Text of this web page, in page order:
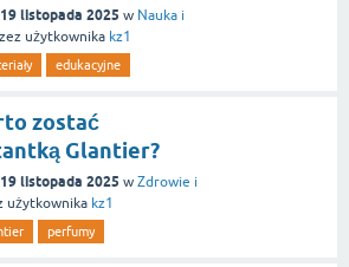
19 listopada 2025 w Nauka i
użytkownika kz1
edukacyjne
zostać
Glantier?
19 listopada 2025 w Zdrowie i
użytkownika kz1
perfumy